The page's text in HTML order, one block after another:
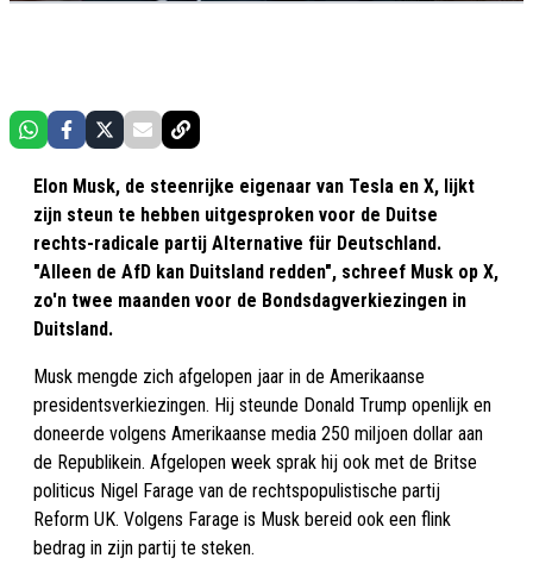
Elon Musk, de steenrijke eigenaar van Tesla en X, lijkt
zijn steun te hebben uitgesproken voor de Duitse
rechts-radicale partij Alternative für Deutschland.
"Alleen de AfD kan Duitsland redden", schreef Musk op X,
zo'n twee maanden voor de Bondsdagverkiezingen in
Duitsland.
Musk mengde zich afgelopen jaar in de Amerikaanse
presidentsverkiezingen. Hij steunde Donald Trump openlijk en
doneerde volgens Amerikaanse media 250 miljoen dollar aan
de Republikein. Afgelopen week sprak hij ook met de Britse
politicus Nigel Farage van de rechtspopulistische partij
Reform UK. Volgens Farage is Musk bereid ook een flink
bedrag in zijn partij te steken.